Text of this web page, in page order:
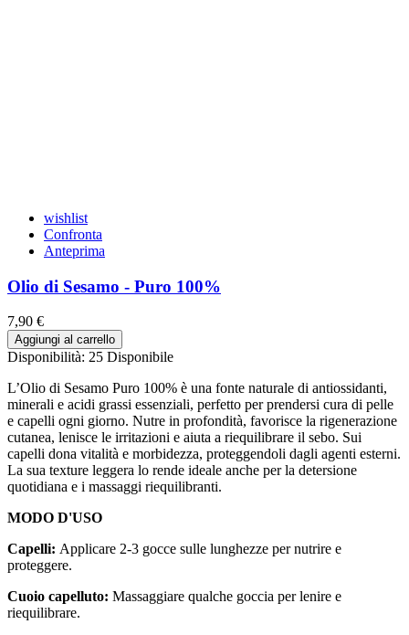
wishlist
Confronta
Anteprima
Olio di Sesamo - Puro 100%
7,90 €
Aggiungi al carrello
Disponibilità: 25 Disponibile
L’Olio di Sesamo Puro 100% è una fonte naturale di antiossidanti,
minerali e acidi grassi essenziali, perfetto per prendersi cura di pelle
e capelli ogni giorno. Nutre in profondità, favorisce la rigenerazione
cutanea, lenisce le irritazioni e aiuta a riequilibrare il sebo. Sui
capelli dona vitalità e morbidezza, proteggendoli dagli agenti esterni.
La sua texture leggera lo rende ideale anche per la detersione
quotidiana e i massaggi riequilibranti.
MODO D'USO
Capelli: Applicare 2-3 gocce sulle lunghezze per nutrire e
proteggere.
Cuoio capelluto: Massaggiare qualche goccia per lenire e
riequilibrare.